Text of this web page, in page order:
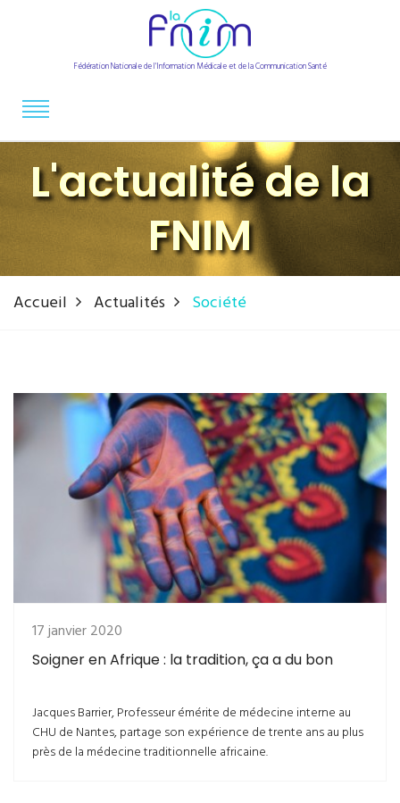
Fédération Nationale de l'Information Médicale et de la Communication Santé
L'actualité de la
FNIM
Accueil Actualités Société
17 janvier 2020
Soigner en Afrique : la tradition, ça a du bon
Jacques Barrier, Professeur émérite de médecine interne au
CHU de Nantes, partage son expérience de trente ans au plus
près de la médecine traditionnelle africaine.